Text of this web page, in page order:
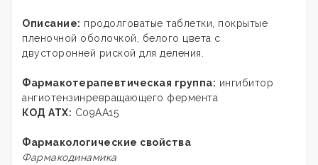
Описание: продолговатые таблетки, покрытые
пленочной оболочкой, белого цвета с
двусторонней риской для деления.
Фармакотерапевтическая группа: ингибитор
ангиотензинревращающего фермента
КОД АТХ: С09АА15
Фармакологические свойства
Фармакодинамика